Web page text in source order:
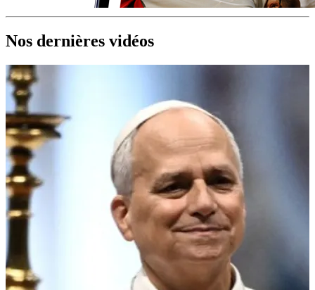
Nos dernières vidéos